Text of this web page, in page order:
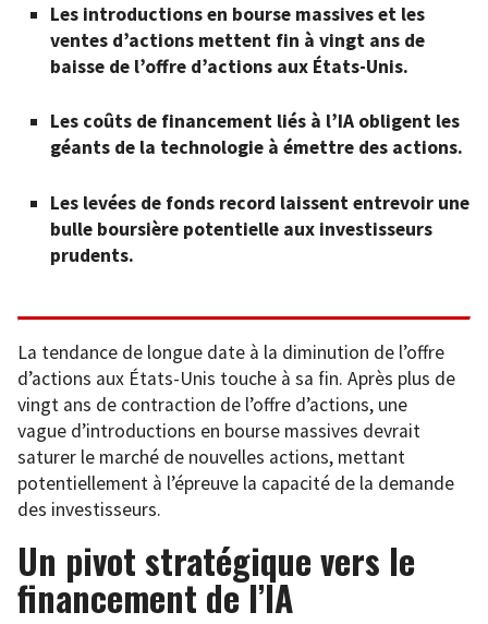
Les introductions en bourse massives et les
ventes d’actions mettent fin à vingt ans de
baisse de l’offre d’actions aux États-Unis.
Les coûts de financement liés à l’IA obligent les
géants de la technologie à émettre des actions.
Les levées de fonds record laissent entrevoir une
bulle boursière potentielle aux investisseurs
prudents.
La tendance de longue date à la diminution de l’offre
d’actions aux États-Unis touche à sa fin. Après plus de
vingt ans de contraction de l’offre d’actions, une
vague d’introductions en bourse massives devrait
saturer le marché de nouvelles actions, mettant
potentiellement à l’épreuve la capacité de la demande
des investisseurs.
Un pivot stratégique vers le
financement de l’IA